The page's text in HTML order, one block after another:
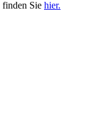
finden Sie hier.